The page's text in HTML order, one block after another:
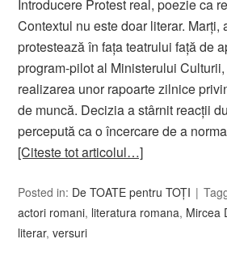
Introducere Protest real, poezie ca
Contextul nu este doar literar. Marți,
protestează în fața teatrului față de
program-pilot al Ministerului
realizarea unor rapoarte zilnice
de muncă. Decizia a stârnit reacții
percepută ca o încercare de a
[Citeste tot articolul…]
Posted in: De TOATE pentru TOȚI
actori romani, literatura romana, Mircea
literar,versuri